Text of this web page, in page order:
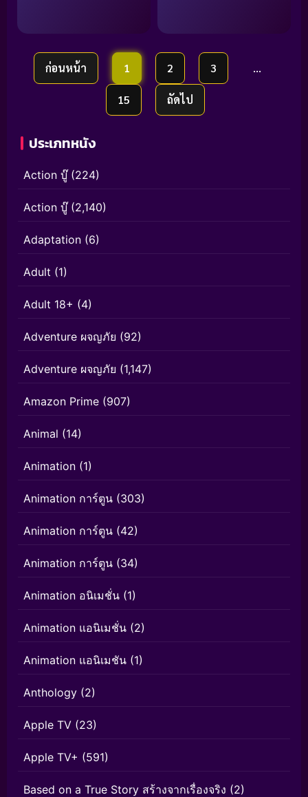
ก่อนหน้า 1 2 3 …
15 ถัดไป
ประเภทหนัง
Action บู๊(224)
Action บู๊(2,140)
Adaptation (6)
Adult (1)
Adult 18+ (4)
Adventure ผจญภัย (92)
Adventure ผจญภัย (1,147)
Amazon Prime (907)
Animal (14)
Animation (1)
Animation การ์ตูน (303)
Animation การ์ตูน (42)
Animation การ์ตูน (34)
Animation อนิเมชั่น (1)
Animation แอนิเมชั่น (2)
Animation แอนิเมชัน (1)
Anthology (2)
Apple TV (23)
Apple TV+ (591)
Based on a True Story สร้างจากเรื่องจริง (2)